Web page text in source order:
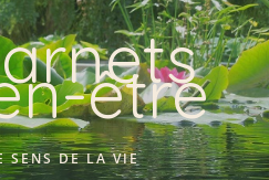
être
SENS DE LA VIE